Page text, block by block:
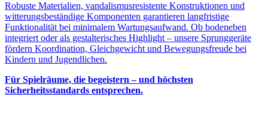
Robuste Materialien, vandalismusresistente Konstruktionen und
witterungsbeständige Komponenten garantieren langfristige
Funktionalität bei minimalem Wartungsaufwand. Ob bodeneben
integriert oder als gestalterisches Highlight – unsere Sprunggeräte
fördern Koordination, Gleichgewicht und Bewegungsfreude bei
Kindern und Jugendlichen.
Für Spielräume, die begeistern – und höchsten
Sicherheitsstandards entsprechen.